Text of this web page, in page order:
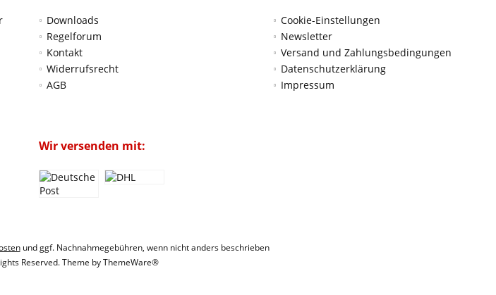
Downloads
Regelforum
Kontakt
Widerrufsrecht
AGB
Cookie-Einstellungen
Newsletter
Versand und Zahlungsbedingungen
Datenschutzerklärung
Impressum
Wir versenden mit:
und ggf. Nachnahmegebühren, wenn nicht anders beschrieben
Reserved. Theme byThemeWare®